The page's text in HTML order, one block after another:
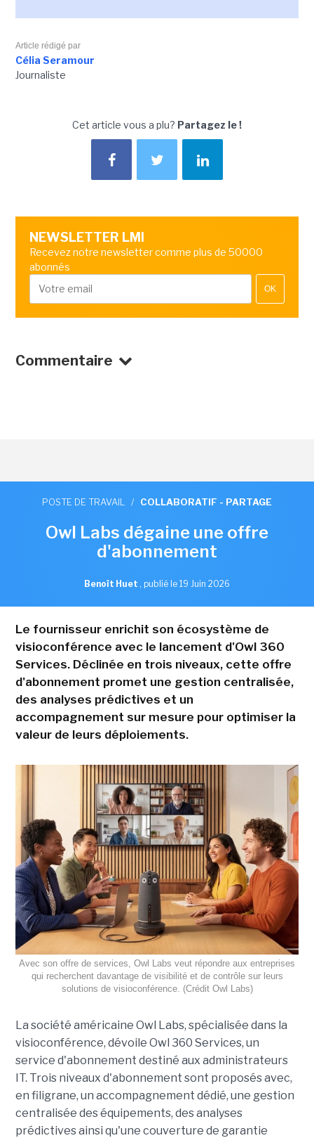
Article rédigé par
Célia Seramour
Journaliste
Cet article vous a plu? Partagez le !
NEWSLETTER LMI
Recevez notre newsletter comme plus de 50000
abonnés
OK
Commentaire
POSTE DE TRAVAIL / COLLABORATIF - PARTAGE
Owl Labs dégaine une offre
d'abonnement
Benoît Huet , publié le 19 Juin 2026
Le fournisseur enrichit son écosystème de
visioconférence avec le lancement d'Owl 360
Services. Déclinée en trois niveaux, cette offre
d'abonnement promet une gestion centralisée,
des analyses prédictives et un
accompagnement sur mesure pour optimiser la
valeur de leurs déploiements.
Avec son offre de services, Owl Labs veut répondre aux entreprises
qui recherchent davantage de visibilité et de contrôle sur leurs
solutions de visioconférence. (Crédit Owl Labs)
La société américaine Owl Labs, spécialisée dans la
visioconférence, dévoile Owl 360 Services, un
service d'abonnement destiné aux administrateurs
IT. Trois niveaux d'abonnement sont proposés avec,
en filigrane, un accompagnement dédié, une gestion
centralisée des équipements, des analyses
prédictives ainsi qu'une couverture de garantie